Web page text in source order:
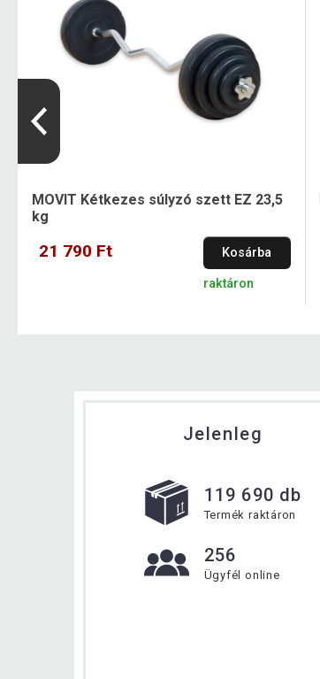
MOVIT Kétkezes súlyzó szett EZ 23,5
kg
21 790 Ft Kosárba
raktáron
Jelenleg
119 690 db
Termék raktáron
256
Ügyfél online